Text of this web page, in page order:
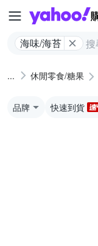
海味/海苔
休閒零食/糖果
品牌 快速到貨